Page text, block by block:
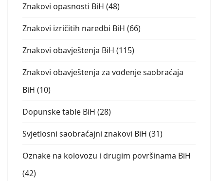
Znakovi opasnosti BiH (48)
Znakovi izričitih naredbi BiH (66)
Znakovi obavještenja BiH (115)
Znakovi obavještenja za vođenje saobraćaja
BiH (10)
Dopunske table BiH (28)
Svjetlosni saobraćajni znakovi BiH (31)
Oznake na kolovozu i drugim površinama BiH
(42)